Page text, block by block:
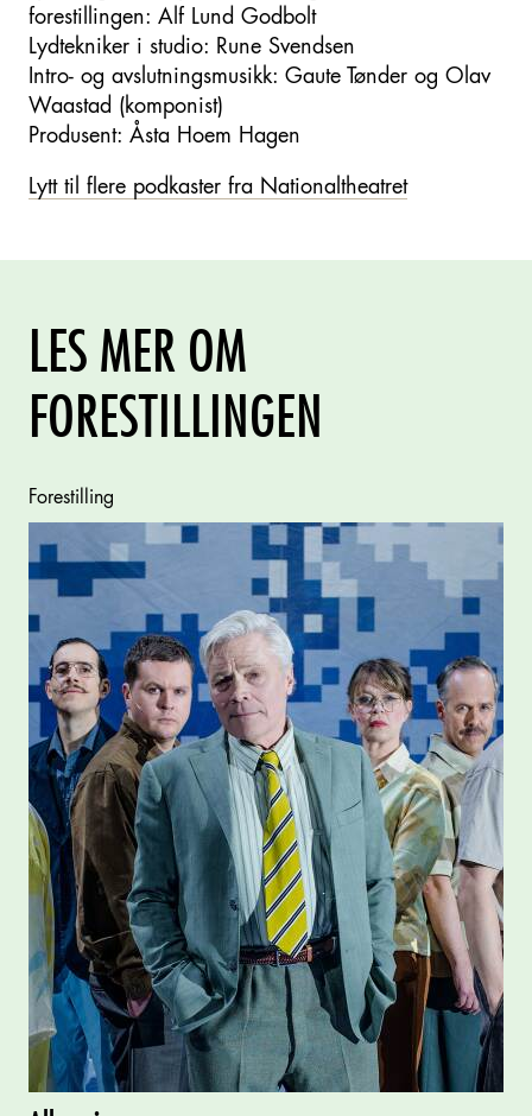
forestillingen: Alf Lund Godbolt
Lydtekniker i studio: Rune Svendsen
Intro- og avslutningsmusikk: Gaute Tønder og Olav
Waastad (komponist)
Produsent: Åsta Hoem Hagen
Lytt til flere podkaster fra Nationaltheatret
LES MER OM
FORESTILLINGEN
Forestilling